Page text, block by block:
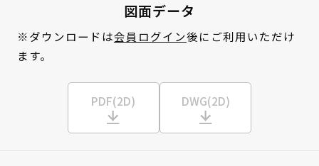
図面データ
※ダウンロードは会員ログイン後にご利用いただけ
ます。
PDF(2D) DWG(2D)